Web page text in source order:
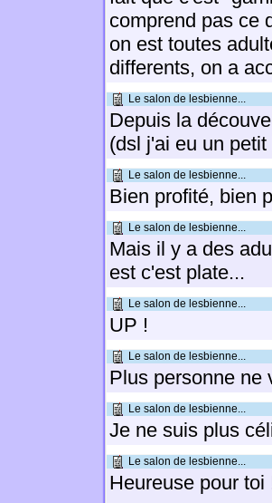
comprend pas ce
on est toutes
differents, on a
Le salon de lesbienne...
Depuis la
(dsl j'ai eu un petit
Le salon de lesbienne...
Bien profité, bien
Le salon de lesbienne...
Mais il y a des
est c'est plate...
Le salon de lesbienne...
UP !
Le salon de lesbienne...
Plus personne ne
Le salon de lesbienne...
Je ne suis plus
Le salon de lesbienne...
Heureuse pour